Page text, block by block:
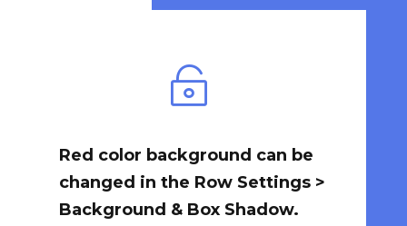

Red color background can be
changed in the Row Settings >
Background & Box Shadow.